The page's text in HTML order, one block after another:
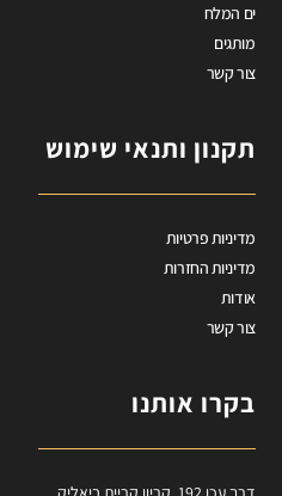
ים המלח
מותגים
צור קשר
תקנון ותנאי שימוש
מדיניות פרטיות
מדיניות החזרות
אודות
צור קשר
בקרו אותנו